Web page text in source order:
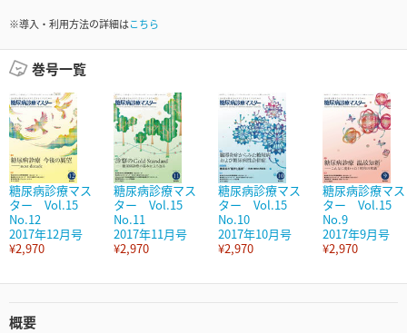
※導入・利用方法の詳細はこちら
巻号一覧
糖尿病診療マス
ター Vol.15
No.12
2017年12月号
¥2,970
糖尿病診療マス
ター Vol.15
No.11
2017年11月号
¥2,970
糖尿病診療マス
ター Vol.15
No.10
2017年10月号
¥2,970
糖尿病診療マス
ター Vol.15
No.9
2017年9月号
¥2,970
概要